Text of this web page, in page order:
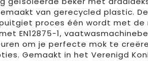
van gerecycled plastic.
proces één wordt met de
EN12875-1,
om je perfecte mok te
Gemaakt in het Verenigd